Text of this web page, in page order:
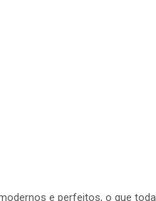
e perfeitos, o que